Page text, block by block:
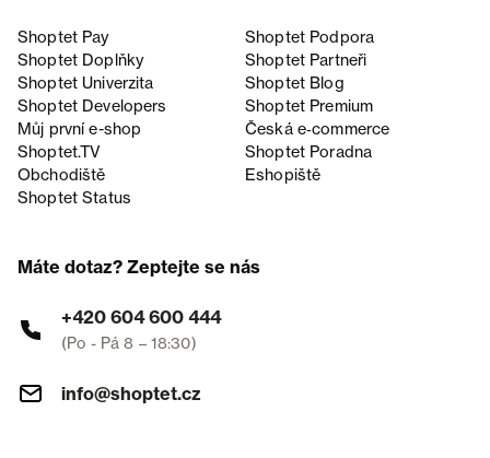
Shoptet Pay
Shoptet Podpora
Shoptet Doplňky
Shoptet Partneři
Shoptet Univerzita
Shoptet Blog
Shoptet Developers
Shoptet Premium
Můj první e-shop
Česká e‑commerce
Shoptet.TV
Shoptet Poradna
Obchodiště
Eshopiště
Shoptet Status
Máte dotaz? Zeptejte se nás
+420 604 600 444
(Po - Pá 8 – 18:30)
info@shoptet.cz